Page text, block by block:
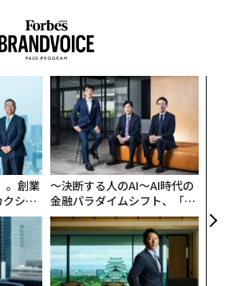
。創業
シン
を超え
〜決断する人のAI〜AI時代の
金融パラダイムシフト、「超
個別化」の核心 【MUFG×ウ
ェルスナビ×PwC】